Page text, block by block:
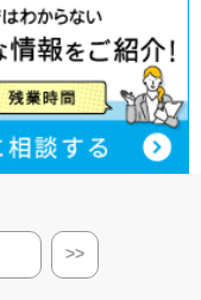
>>